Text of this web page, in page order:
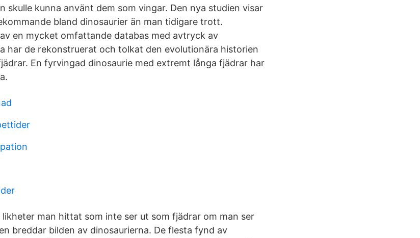
skulle kunna använt dem som vingar. Den nya studien visar
bland dinosaurier än man tidigare trott.
en mycket omfattande databas med avtryck av
har de rekonstruerat och tolkat den evolutionära historien
En fyrvingad dinosaurie med extremt långa fjädrar har
man hittat som inte ser ut som fjädrar om man ser
breddar bilden av dinosaurierna. De flesta fynd av